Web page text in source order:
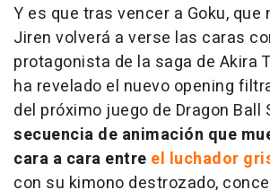
Y es que tras vencer a Goku, que
Jiren volverá a verse las caras
protagonista de la saga de Akira
ha revelado el nuevo opening
del próximo juego de Dragon Ball
secuencia de animación que
cara a cara entre el luchador
con su kimono destrozado,